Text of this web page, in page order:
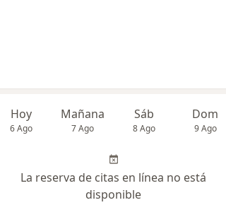
Hoy
6 Ago
Mañana
7 Ago
Sáb
8 Ago
Dom
9 Ago
La reserva de citas en línea no está
disponible